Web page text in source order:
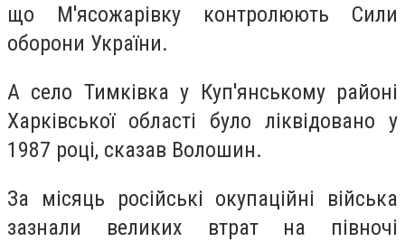
що М'ясожарівку контролюють Сили
оборони України.
А село Тимківка у Куп'янському районі
Харківської області було ліквідовано у
1987 році, сказав Волошин.
За місяць російські окупаційні війська
зазнали великих втрат на півночі